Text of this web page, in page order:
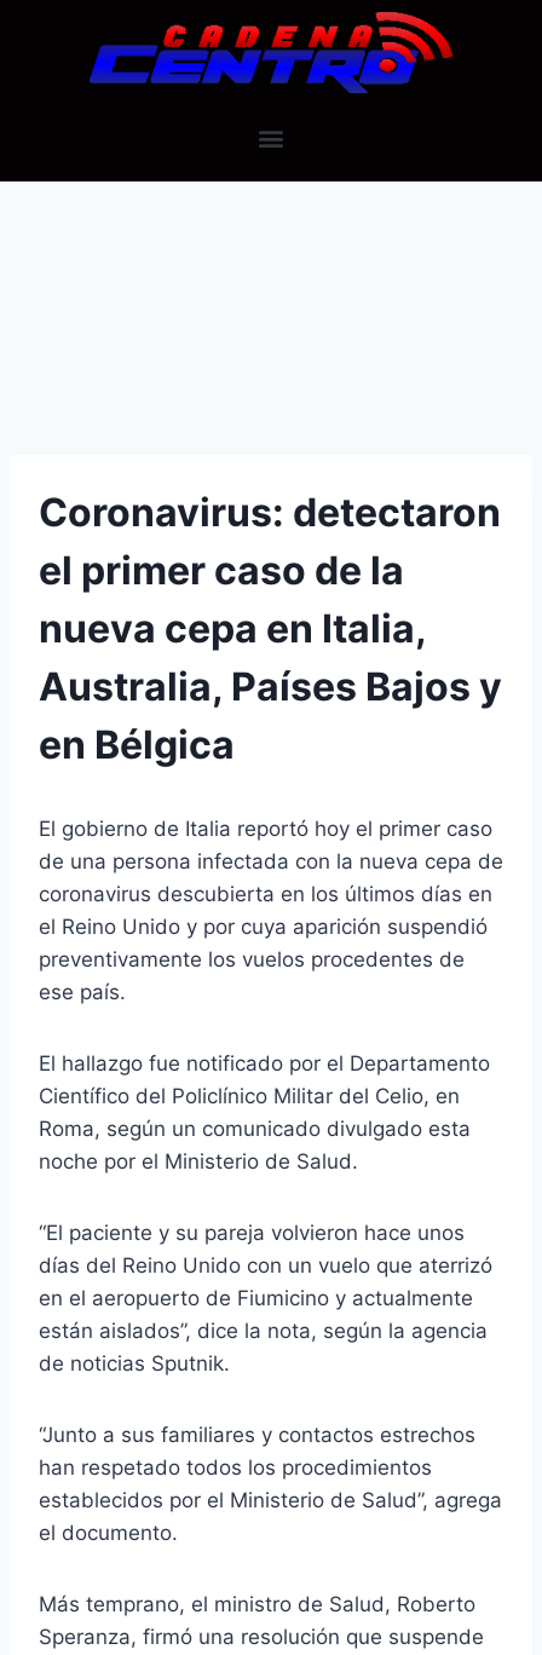
Coronavirus: detectaron
el primer caso de la
nueva cepa en Italia,
Australia, Países Bajos y
en Bélgica
El gobierno de Italia reportó hoy el primer caso
de una persona infectada con la nueva cepa de
coronavirus descubierta en los últimos días en
el Reino Unido y por cuya aparición suspendió
preventivamente los vuelos procedentes de
ese país.
El hallazgo fue notificado por el Departamento
Científico del Policlínico Militar del Celio, en
Roma, según un comunicado divulgado esta
noche por el Ministerio de Salud.
“El paciente y su pareja volvieron hace unos
días del Reino Unido con un vuelo que aterrizó
en el aeropuerto de Fiumicino y actualmente
están aislados”, dice la nota, según la agencia
de noticias Sputnik.
“Junto a sus familiares y contactos estrechos
han respetado todos los procedimientos
establecidos por el Ministerio de Salud”, agrega
el documento.
Más temprano, el ministro de Salud, Roberto
Speranza, firmó una resolución que suspende